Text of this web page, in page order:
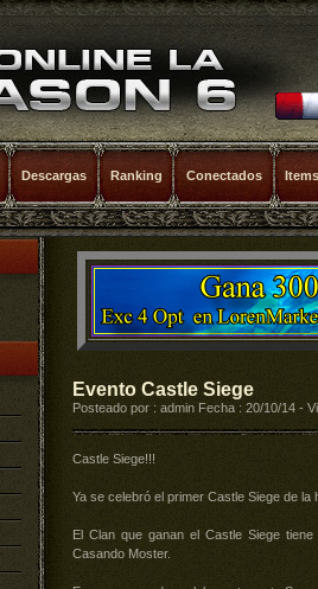
Descargas Ranking Conectados Items
Evento Castle Siege
Posteado por : admin Fecha : 20/10/14 -
Castle Siege!!!
Ya se celebró el primer Castle Siege de
El Clan que ganan el Castle Siege
Casando Moster.